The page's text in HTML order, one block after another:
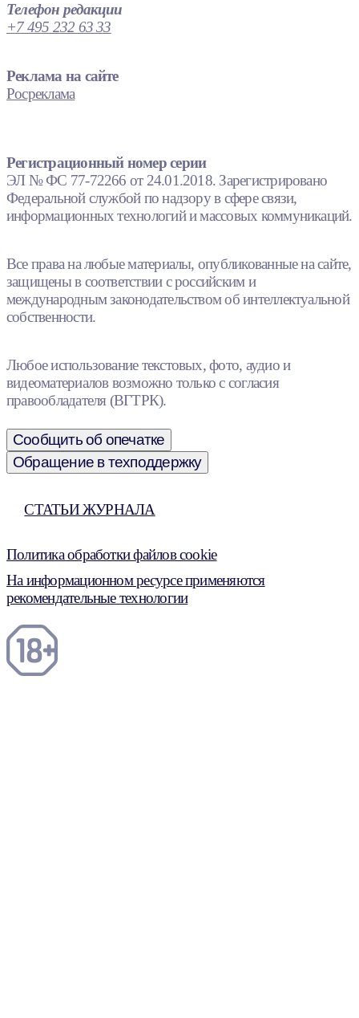
Телефон редакции
+7 495 232 63 33
Реклама на сайте
Росреклама
Регистрационный номер серии
ЭЛ № ФС 77-72266 от 24.01.2018. Зарегистрировано
Федеральной службой по надзору в сфере связи,
информационных технологий и массовых коммуникаций.
Все права на любые материалы, опубликованные на сайте,
защищены в соответствии с российским и
международным законодательством об интеллектуальной
собственности.
Любое использование текстовых, фото, аудио и
видеоматериалов возможно только с согласия
правообладателя (ВГТРК).
Сообщить об опечатке
Обращение в техподдержку
СТАТЬИ ЖУРНАЛА
Политика обработки файлов cookie
На информационном ресурсе применяются
рекомендательные технологии